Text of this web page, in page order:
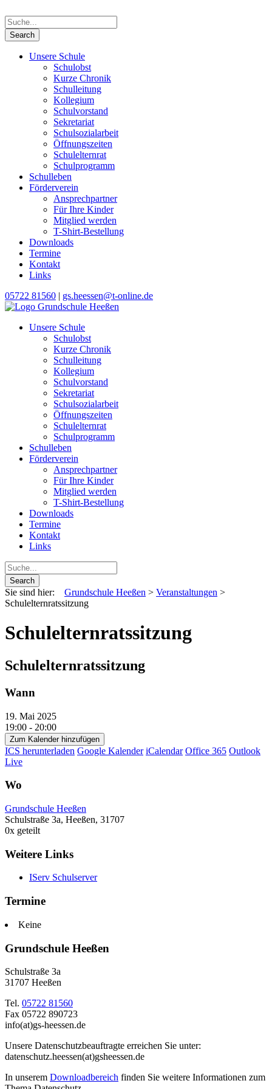
Unsere Schule
Schulobst
Kurze Chronik
Schulleitung
Kollegium
Schulvorstand
Sekretariat
Schulsozialarbeit
Öffnungszeiten
Schulelternrat
Schulprogramm
Schulleben
Förderverein
Ansprechpartner
Für Ihre Kinder
Mitglied werden
T-Shirt-Bestellung
Downloads
Termine
Kontakt
Links
05722 81560 | gs.heessen@t-online.de
Unsere Schule
Schulobst
Kurze Chronik
Schulleitung
Kollegium
Schulvorstand
Sekretariat
Schulsozialarbeit
Öffnungszeiten
Schulelternrat
Schulprogramm
Schulleben
Förderverein
Ansprechpartner
Für Ihre Kinder
Mitglied werden
T-Shirt-Bestellung
Downloads
Termine
Kontakt
Links
Sie sind hier: Grundschule Heeßen > Veranstaltungen >
Schulelternratssitzung
Schulelternratssitzung
Schulelternratssitzung
Wann
19. Mai 2025
19:00 - 20:00
Zum Kalender hinzufügen
ICS herunterladen Google Kalender iCalendar Office 365 Outlook
Live
Wo
Grundschule Heeßen
Schulstraße 3a, Heeßen, 31707
0x geteilt
Weitere Links
IServ Schulserver
Termine
Keine
Grundschule Heeßen
Schulstraße 3a
31707 Heeßen
Tel. 05722 81560
Fax 05722 890723
info(at)gs-heessen.de
Unsere Datenschutzbeauftragte erreichen Sie unter:
datenschutz.heessen(at)gsheessen.de
In unserem Downloadbereich finden Sie weitere Informationen zum